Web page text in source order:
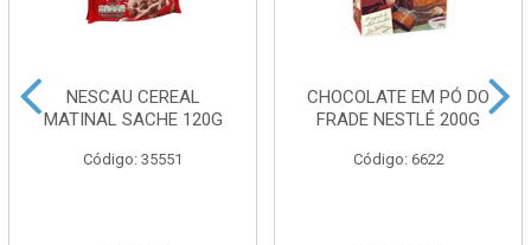
NESCAU CEREAL
MATINAL SACHE 120G
Código: 35551
CHOCOLATE EM PÓ DO
FRADE NESTLÉ 200G
Código: 6622